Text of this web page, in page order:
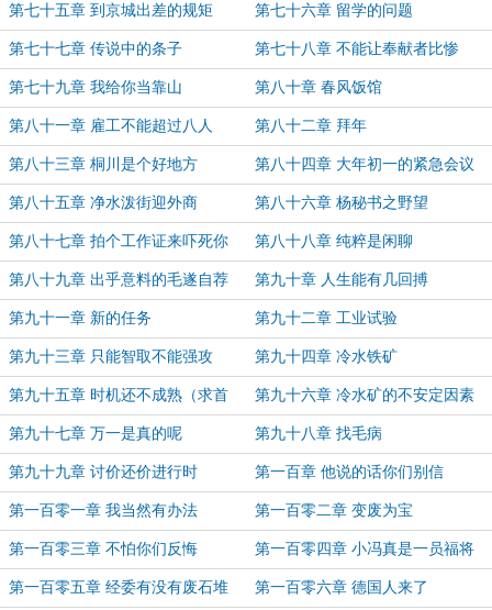
第七十五章 到京城出差的规矩 第七十六章 留学的问题
第七十七章 传说中的条子 第七十八章 不能让奉献者比惨
第七十九章 我给你当靠山 第八十章 春风饭馆
第八十一章 雇工不能超过八人 第八十二章 拜年
第八十三章 桐川是个好地方 第八十四章 大年初一的紧急会议
第八十五章 净水泼街迎外商 第八十六章 杨秘书之野望
第八十七章 拍个工作证来吓死你 第八十八章 纯粹是闲聊
第八十九章 出乎意料的毛遂自荐 第九十章 人生能有几回搏
第九十一章 新的任务 第九十二章 工业试验
第九十三章 只能智取不能强攻 第九十四章 冷水铁矿
第九十五章 时机还不成熟（求首
订，求月票）
第九十六章 冷水矿的不安定因素
第九十七章 万一是真的呢 第九十八章 找毛病
第九十九章 讨价还价进行时 第一百章 他说的话你们别信
第一百零一章 我当然有办法 第一百零二章 变废为宝
第一百零三章 不怕你们反悔 第一百零四章 小冯真是一员福将
第一百零五章 经委有没有废石堆 第一百零六章 德国人来了